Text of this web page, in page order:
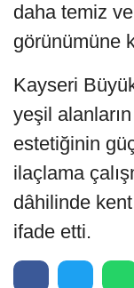
daha temiz
görünümüne
Kayseri
yeşil
estetiğinin
ilaçlama
dâhilinde
ifade etti.